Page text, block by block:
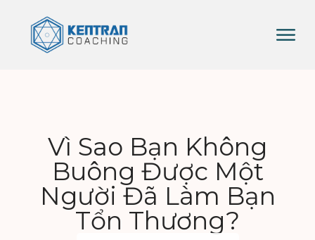
Vì Sao Bạn Không
Buông Được Một
Người Đã Làm Bạn
Tổn Thương?